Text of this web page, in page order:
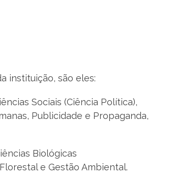
instituição, são eles:
Sociais (Ciência Política),
Publicidade e Propaganda,
Biológicas
e Gestão Ambiental.